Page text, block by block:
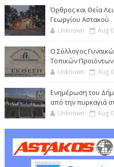
Όρθρος και Θεία
Γεωργίου Αστακού
Unknown Aug
Ο Σύλλογος
Τοπικών
Unknown Aug
Ενημέρωση του
από την πυρκαγιά
Unknown Aug